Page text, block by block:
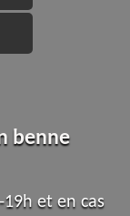
benne
et en cas